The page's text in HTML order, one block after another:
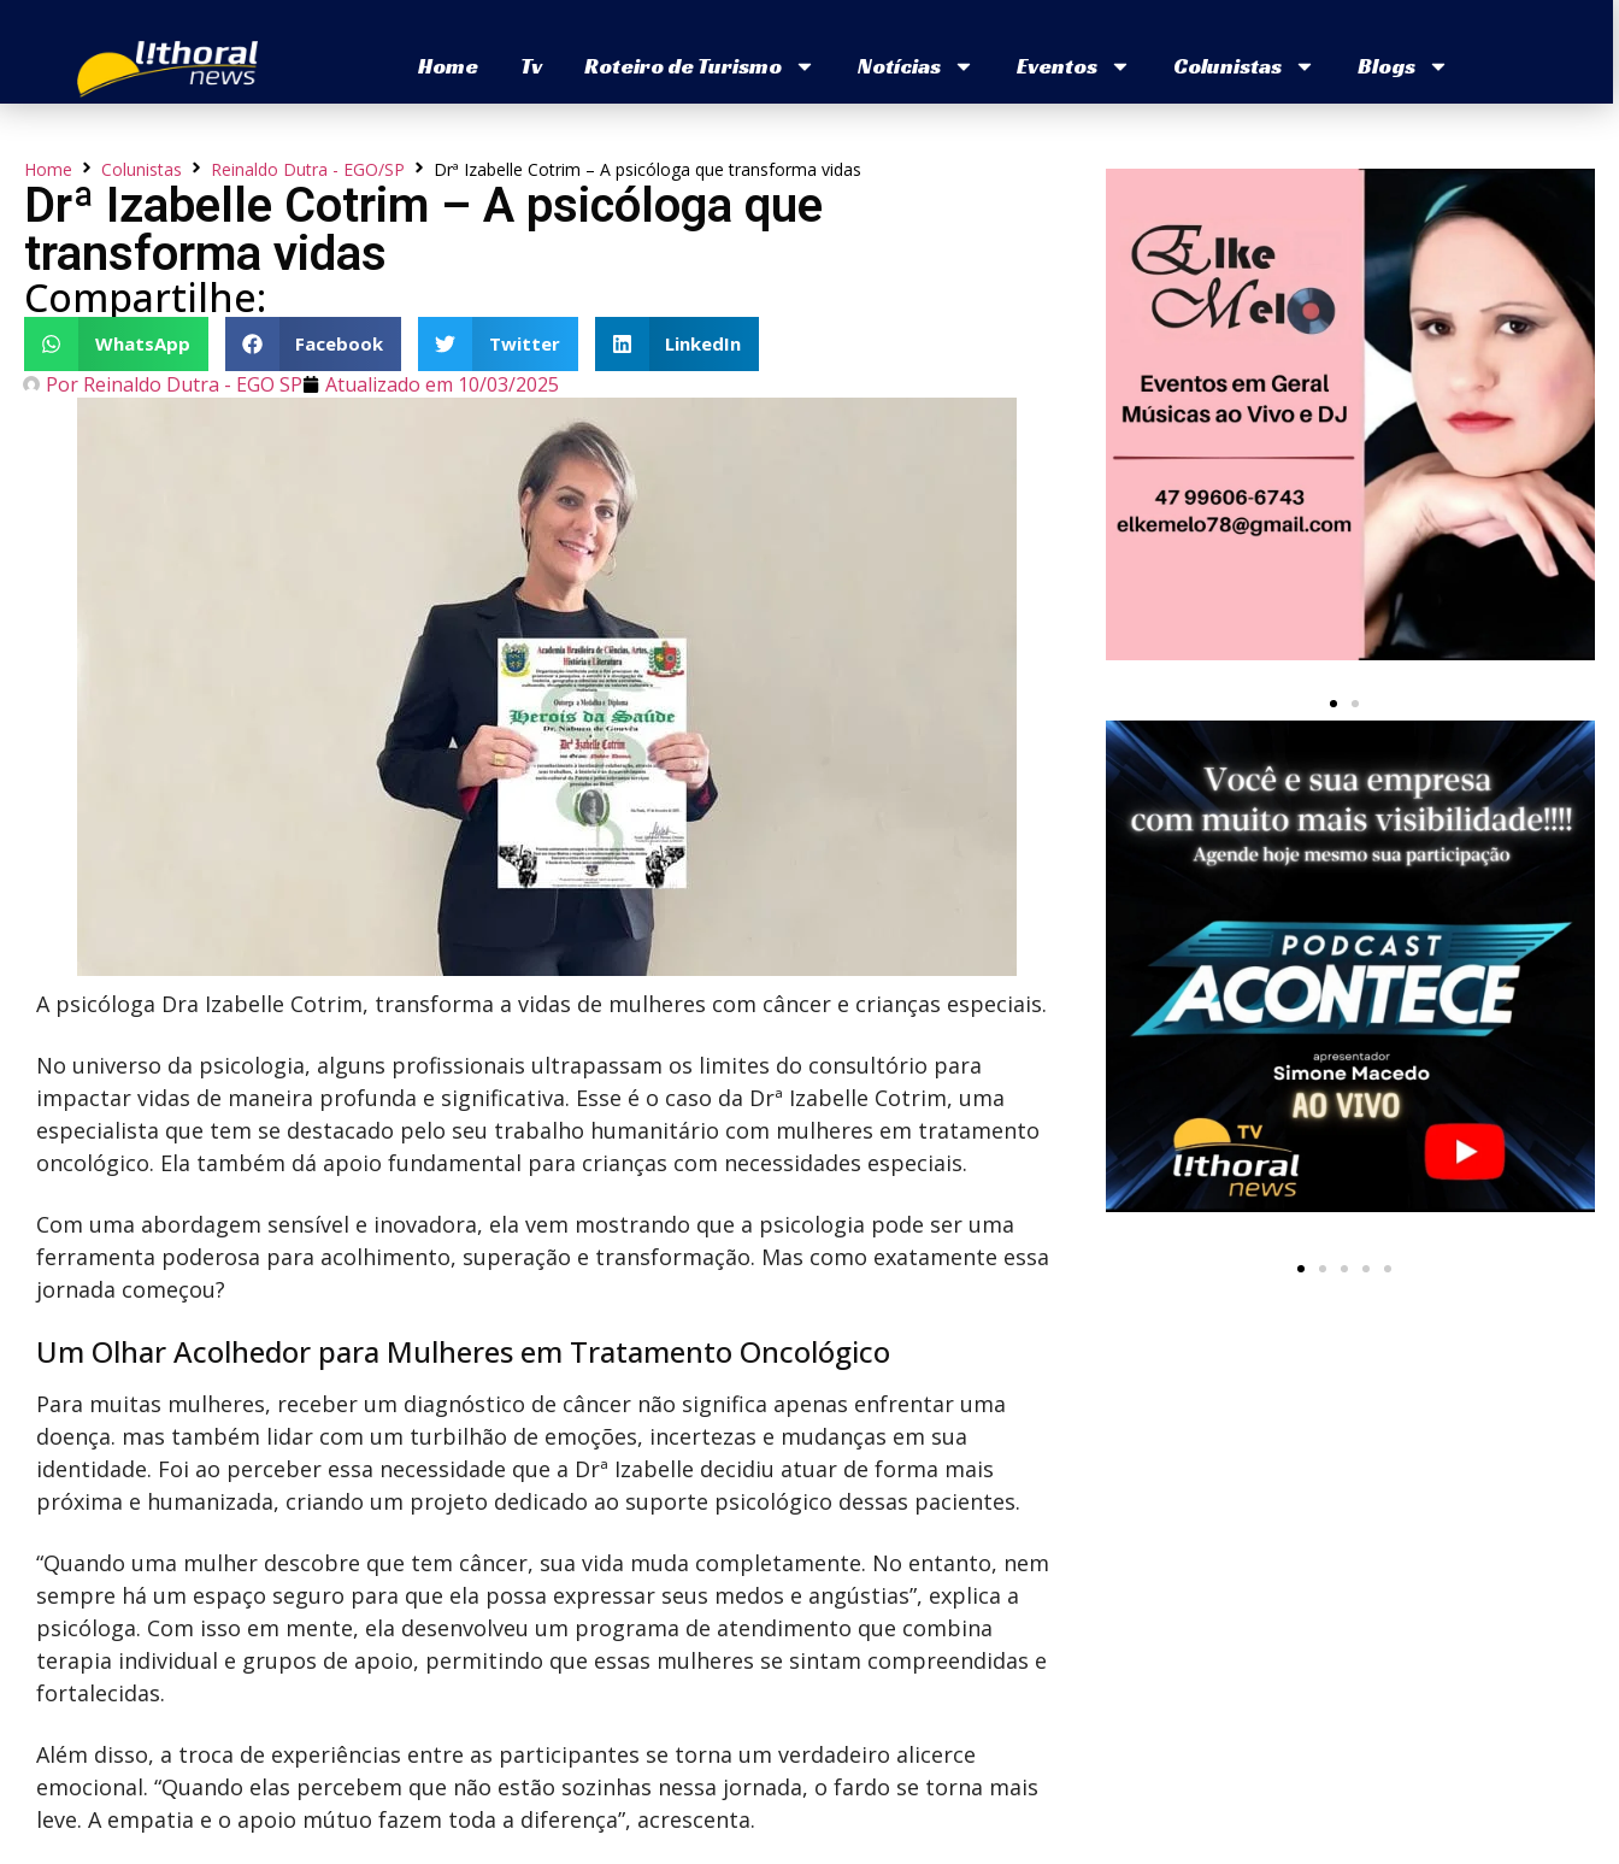
Home Tv Roteiro de Turismo Notícias Eventos Colunistas Blogs
Home Colunistas Reinaldo Dutra - EGO/SP Drª Izabelle Cotrim – A psicóloga que transforma vidas
Drª Izabelle Cotrim – A psicóloga que
transforma vidas
Compartilhe:
WhatsApp Facebook Twitter LinkedIn
Por Reinaldo Dutra - EGO SP Atualizado em 10/03/2025
A psicóloga Dra Izabelle Cotrim, transforma a vidas de mulheres com câncer e crianças especiais.
No universo da psicologia, alguns profissionais ultrapassam os limites do consultório para
impactar vidas de maneira profunda e significativa. Esse é o caso da Drª Izabelle Cotrim, uma
especialista que tem se destacado pelo seu trabalho humanitário com mulheres em tratamento
oncológico. Ela também dá apoio fundamental para crianças com necessidades especiais.
Com uma abordagem sensível e inovadora, ela vem mostrando que a psicologia pode ser uma
ferramenta poderosa para acolhimento, superação e transformação. Mas como exatamente essa
jornada começou?
Um Olhar Acolhedor para Mulheres em Tratamento Oncológico
Para muitas mulheres, receber um diagnóstico de câncer não significa apenas enfrentar uma
doença. mas também lidar com um turbilhão de emoções, incertezas e mudanças em sua
identidade. Foi ao perceber essa necessidade que a Drª Izabelle decidiu atuar de forma mais
próxima e humanizada, criando um projeto dedicado ao suporte psicológico dessas pacientes.
“Quando uma mulher descobre que tem câncer, sua vida muda completamente. No entanto, nem
sempre há um espaço seguro para que ela possa expressar seus medos e angústias”, explica a
psicóloga. Com isso em mente, ela desenvolveu um programa de atendimento que combina
terapia individual e grupos de apoio, permitindo que essas mulheres se sintam compreendidas e
fortalecidas.
Além disso, a troca de experiências entre as participantes se torna um verdadeiro alicerce
emocional. “Quando elas percebem que não estão sozinhas nessa jornada, o fardo se torna mais
leve. A empatia e o apoio mútuo fazem toda a diferença”, acrescenta.